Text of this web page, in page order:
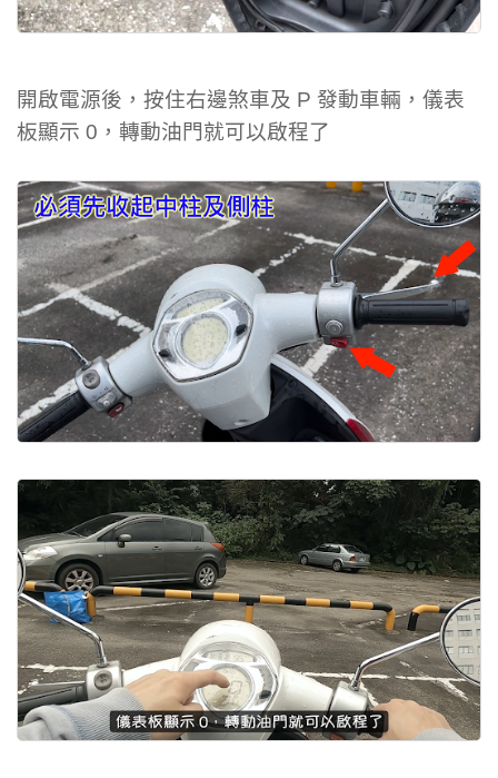
開啟電源後，按住右邊煞車及 P 發動車輛，儀表
板顯示 0，轉動油門就可以啟程了